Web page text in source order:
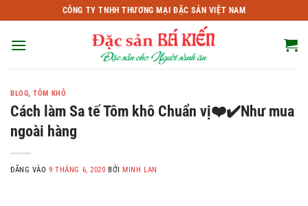
qua
nội
CÔNG TY TNHH THƯƠNG MẠI ĐẶC SẢN VIỆT NAM
BLOG,TÔM KHÔ
Cách làm Sa tế Tôm khô Chuẩn vị❤️✔️Như mua
ngoài hàng
ĐĂNG VÀO9 THÁNG 6, 2020 BỞIMINH LAN